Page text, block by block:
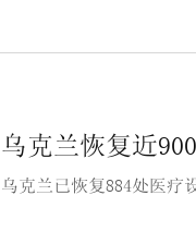
乌克兰恢复近
乌克兰已恢复884处医疗